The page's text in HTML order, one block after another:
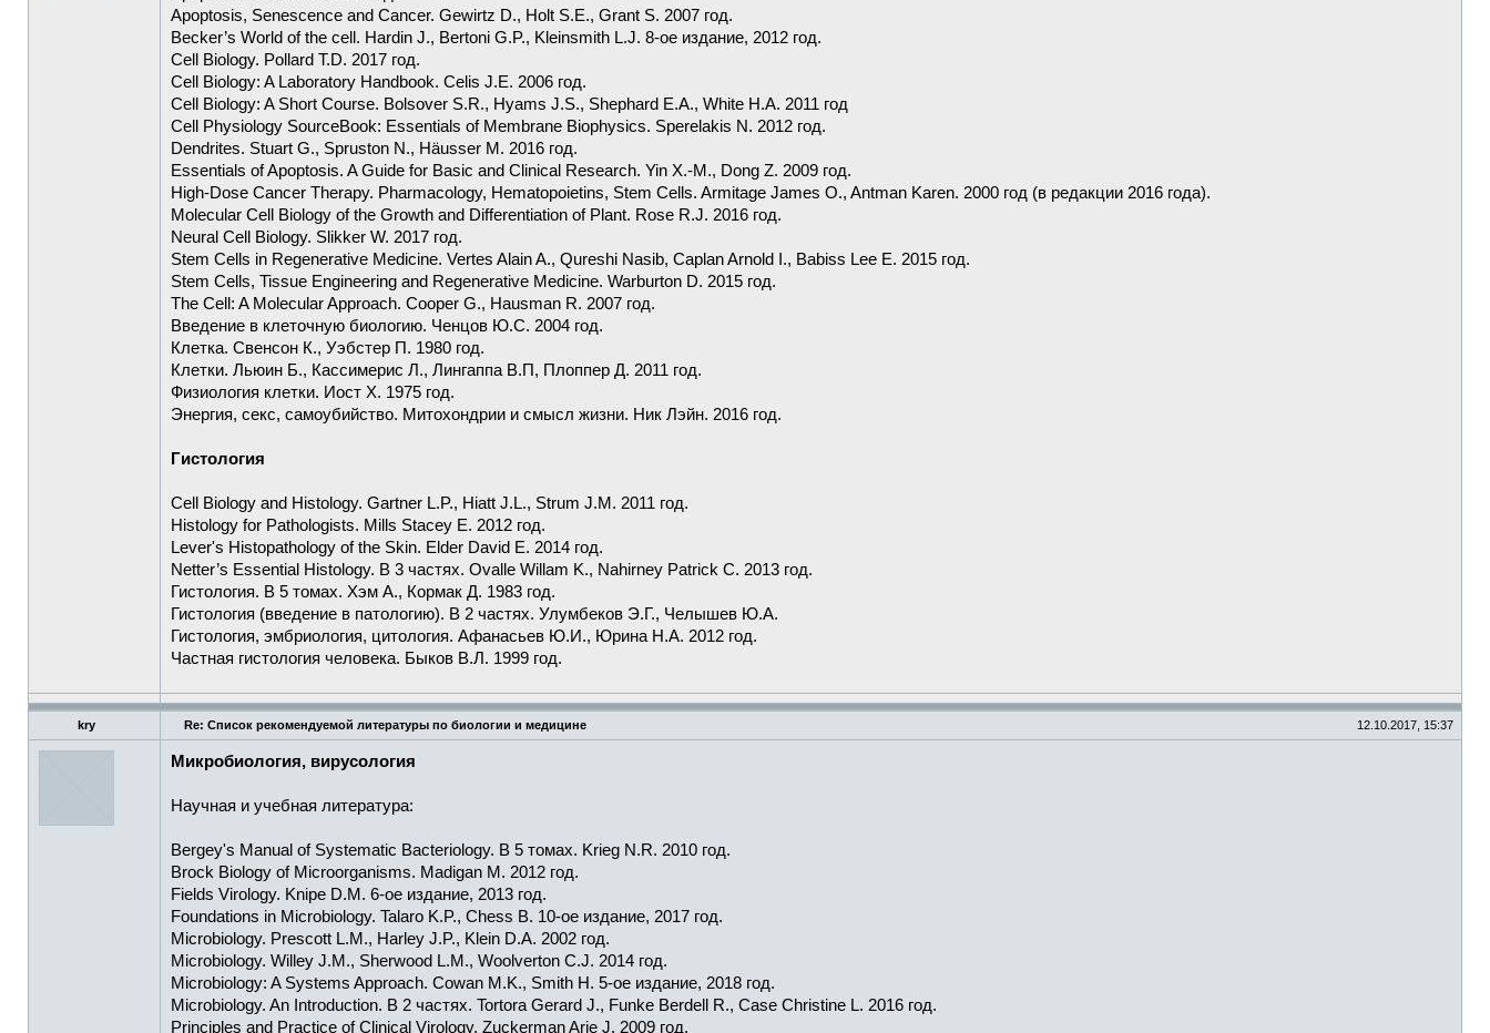
Apoptosis, Senescence and Cancer. Gewirtz D., Holt S.E., Grant S. 2007 год.
Becker’s World of the cell. Hardin J., Bertoni G.P., Kleinsmith L.J. 8-ое издание, 2012 год.
Cell Biology. Pollard T.D. 2017 год.
Cell Biology: A Laboratory Handbook. Celis J.E. 2006 год.
Cell Biology: A Short Course. Bolsover S.R., Hyams J.S., Shephard E.A., White H.A. 2011 год
Cell Physiology SourceBook: Essentials of Membrane Biophysics. Sperelakis N. 2012 год.
Dendrites. Stuart G., Spruston N., Häusser M. 2016 год.
Essentials of Apoptosis. A Guide for Basic and Clinical Research. Yin X.-M., Dong Z. 2009 год.
High-Dose Cancer Therapy. Pharmacology, Hematopoietins, Stem Cells. Armitage James O., Antman Karen. 2000 год (в редакции 2016 года).
Molecular Cell Biology of the Growth and Differentiation of Plant. Rose R.J. 2016 год.
Neural Cell Biology. Slikker W. 2017 год.
Stem Cells in Regenerative Medicine. Vertes Alain A., Qureshi Nasib, Caplan Arnold I., Babiss Lee E. 2015 год.
Stem Cells, Tissue Engineering and Regenerative Medicine. Warburton D. 2015 год.
The Cell: A Molecular Approach. Cooper G., Hausman R. 2007 год.
Введение в клеточную биологию. Ченцов Ю.С. 2004 год.
Клетка. Свенсон К., Уэбстер П. 1980 год.
Клетки. Льюин Б., Кассимерис Л., Лингаппа В.П, Плоппер Д. 2011 год.
Физиология клетки. Иост Х. 1975 год.
Энергия, секс, самоубийство. Митохондрии и смысл жизни. Ник Лэйн. 2016 год.
Гистология
Cell Biology and Histology. Gartner L.P., Hiatt J.L., Strum J.M. 2011 год.
Histology for Pathologists. Mills Stacey E. 2012 год.
Lever's Histopathology of the Skin. Elder David E. 2014 год.
Netter’s Essential Histology. В 3 частях. Ovalle Willam K., Nahirney Patrick C. 2013 год.
Гистология. В 5 томах. Хэм А., Кормак Д. 1983 год.
Гистология (введение в патологию). В 2 частях. Улумбеков Э.Г., Челышев Ю.А.
Гистология, эмбриология, цитология. Афанасьев Ю.И., Юрина Н.А. 2012 год.
Частная гистология человека. Быков В.Л. 1999 год.
kry Re: Список рекомендуемой литературы по биологии и медицине 12.10.2017, 15:37
Микробиология, вирусология
Научная и учебная литература:
Bergey's Manual of Systematic Bacteriology. В 5 томах. Krieg N.R. 2010 год.
Brock Biology of Microorganisms. Madigan M. 2012 год.
Fields Virology. Knipe D.M. 6-ое издание, 2013 год.
Foundations in Microbiology. Talaro K.P., Chess B. 10-ое издание, 2017 год.
Microbiology. Prescott L.M., Harley J.P., Klein D.A. 2002 год.
Microbiology. Willey J.M., Sherwood L.M., Woolverton C.J. 2014 год.
Microbiology: A Systems Approach. Cowan M.K., Smith H. 5-ое издание, 2018 год.
Microbiology. An Introduction. В 2 частях. Tortora Gerard J., Funke Berdell R., Case Christine L. 2016 год.
Principles and Practice of Clinical Virology. Zuckerman Arie J. 2009 год.